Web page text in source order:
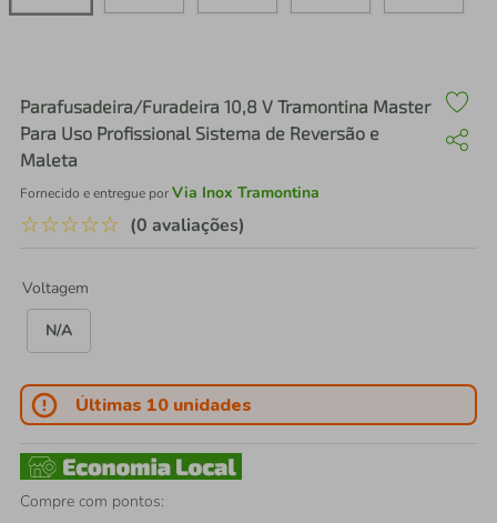
Parafusadeira/Furadeira 10,8 V Tramontina Master
Para Uso Profissional Sistema de Reversão e
Maleta
Fornecido e entregue porVia Inox Tramontina
☆☆☆☆☆ (0 avaliações)
Voltagem
N/A
Últimas 10 unidades
Compre com pontos: